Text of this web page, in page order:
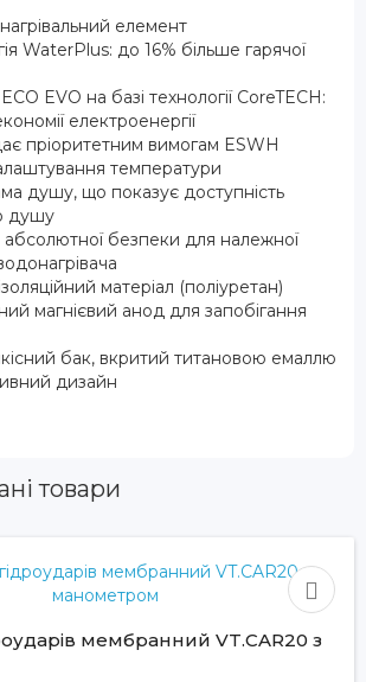
елемент
WaterPlus: до 16% більше гарячої
EVO на базі технології CoreTECH:
електроенергії
пріоритетним вимогам ESWH
температури
душу, що показує доступність
душу
безпеки для належної
матеріал (поліуретан)
магнієвий анод для запобігання
бак, вкритий титановою емаллю
дизайн
товари
мембранний VT.CAR20 з